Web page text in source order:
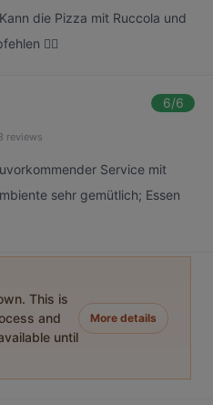
die Pizza mit Ruccola und
👌🏻
6/6
reviews
Service mit
sehr gemütlich; Essen
This is
and
until
More details